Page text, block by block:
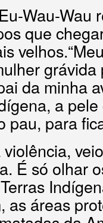
Wau-Wau
que
da minha
a
pau, para
É só olhar
as áreas